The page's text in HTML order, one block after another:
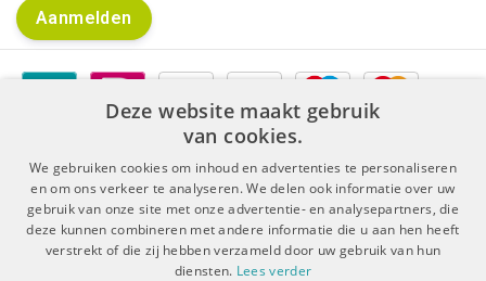
Aanmelden
Algemene voorwaarden | Disclaimer & Privacy Protocol |
Sitemap | RSS Feed
© Copyright 2026 - De Boer Dental | Realisatie
Deze website maakt gebruik
van cookies.
We gebruiken cookies om inhoud en advertenties te personaliseren
en om ons verkeer te analyseren. We delen ook informatie over uw
gebruik van onze site met onze advertentie- en analysepartners, die
deze kunnen combineren met andere informatie die u aan hen heeft
verstrekt of die zij hebben verzameld door uw gebruik van hun
diensten. Lees verder